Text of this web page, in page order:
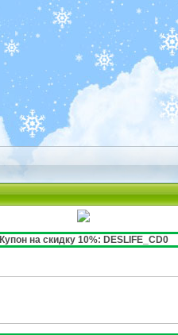
Купон на скидку 10%: DESLIFE_CD0